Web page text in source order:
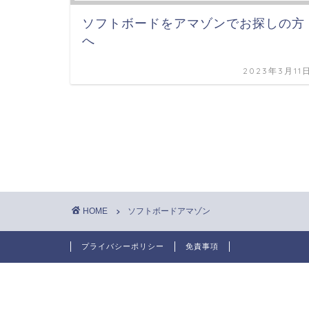
ソフトボードをアマゾンでお探しの方
へ
2023年3月11
HOME ソフトボードアマゾン
プライバシーポリシー 免責事項